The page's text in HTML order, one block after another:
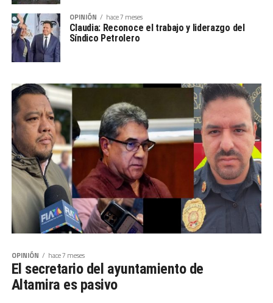
OPINIÓN hace 7 meses
Claudia: Reconoce el trabajo y liderazgo del
Síndico Petrolero
OPINIÓN hace 7 meses
El secretario del ayuntamiento de
Altamira es pasivo